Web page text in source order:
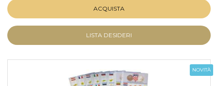
ACQUISTA
LISTA DESIDERI
NOVITÀ